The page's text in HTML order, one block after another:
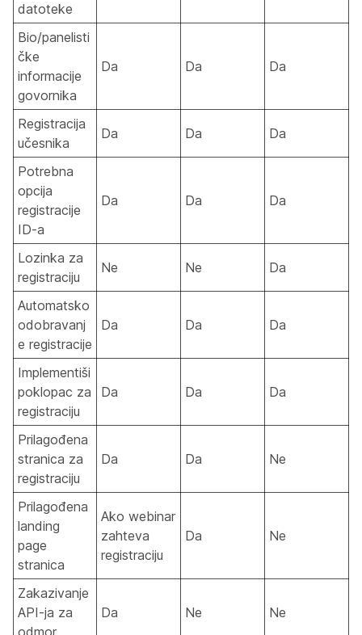
datoteke
Bio/panelisti
čke
informacije
govornika
Da Da Da
Registracija
učesnika
Da Da Da
Potrebna
opcija
registracije
ID-a
Da Da Da
Lozinka za
registraciju
Ne Ne Da
Automatsko
odobravanj
e registracije
Da Da Da
Implementiši
poklopac za
registraciju
Da Da Da
Prilagođena
stranica za
registraciju
Da Da Ne
Prilagođena
landing
page
stranica
Ako webinar
zahteva
registraciju
Da Ne
Zakazivanje
API-ja za
odmor
Da Ne Ne